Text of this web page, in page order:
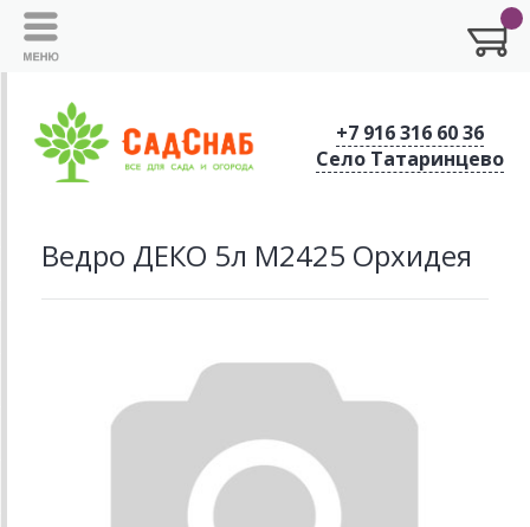
+7 916 316 60 36
Село Татаринцево
Ведро ДЕКО 5л М2425 Орхидея